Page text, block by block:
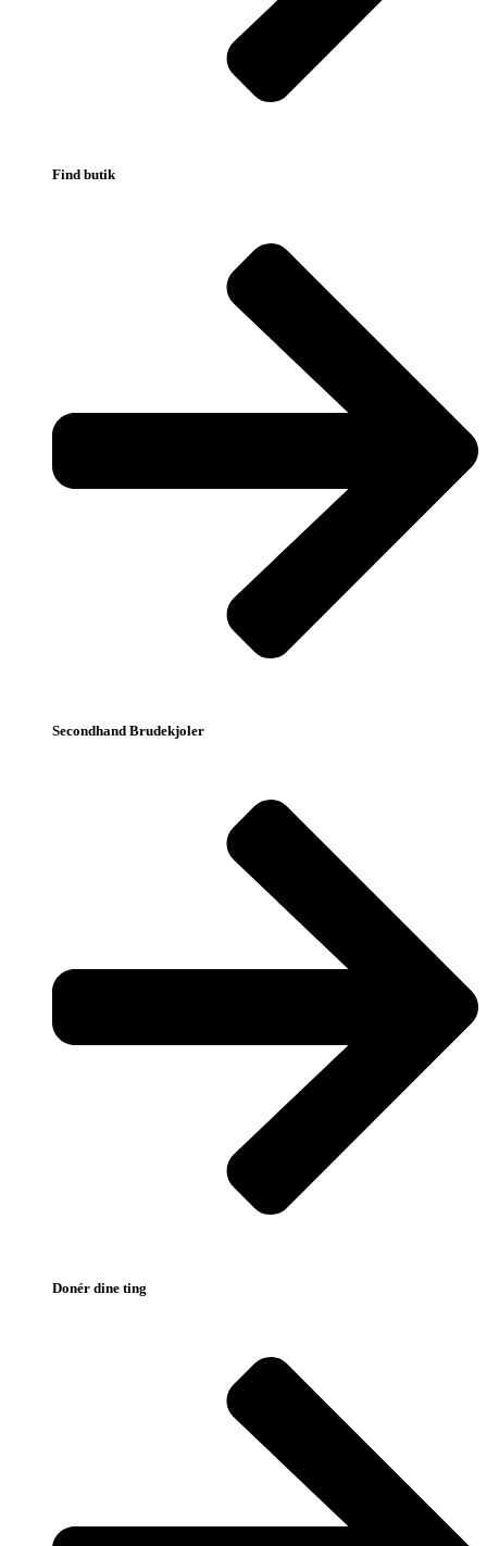
Find butik
Secondhand Brudekjoler
Donér dine ting